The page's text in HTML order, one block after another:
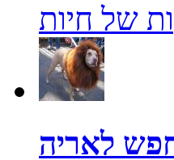
של חיות
לאריה